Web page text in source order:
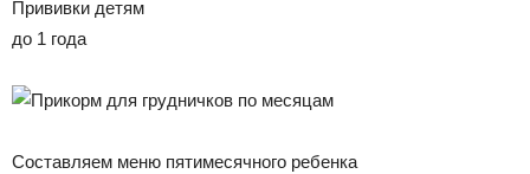
Прививки детям
до 1 года
Составляем меню пятимесячного ребенка